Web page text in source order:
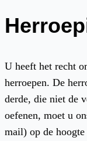
U heeft het recht
herroepen. De
derde, die niet de
oefenen, moet u
mail) op de